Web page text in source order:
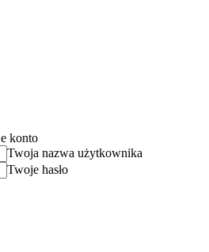
konto
Twoja nazwa użytkownika
Twoje hasło